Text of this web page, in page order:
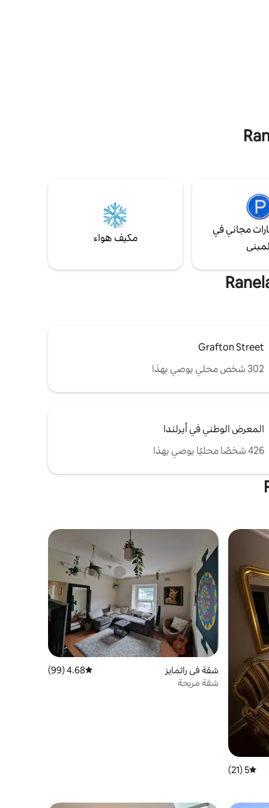
مجاني في
مكيف هواء
Grafton Street
302 شخص محلي يوصي بهذا
المعرض الوطني في أيرلندا
426 شخصًا محليًا يوصي بهذا
متوسط التقييم 5 من 5، 21 مراجعات
5 (21)
شقة في راثمايز متوسط التقييم 4.68 من 5، 99 مراجعات
4.68 (99)
شقة مريحة